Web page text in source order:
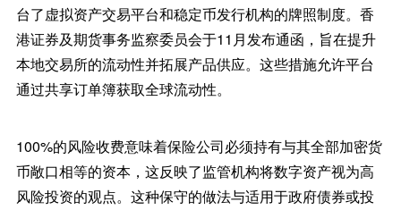
台了虚拟资产交易平台和稳定币发行机构的牌照制度。香
港证券及期货事务监察委员会于11月发布通函，旨在提升
本地交易所的流动性并拓展产品供应。这些措施允许平台
通过共享订单簿获取全球流动性。
100%的风险收费意味着保险公司必须持有与其全部加密货
币敞口相等的资本，这反映了监管机构将数字资产视为高
风险投资的观点。这种保守的做法与适用于政府债券或投